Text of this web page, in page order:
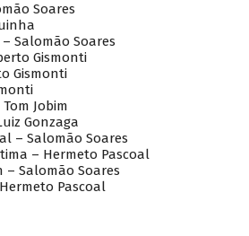
Soares
Salomão Soares
Gismonti
Gismonti
Jobim
Gonzaga
– Salomão Soares
– Hermeto Pascoal
– Salomão Soares
Pascoal